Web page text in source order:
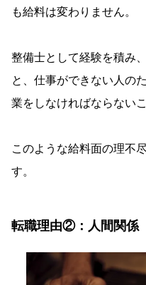
も給料は変わりません。
整備士として経験を積み
と、仕事ができない人の
業をしなければならない
このような給料面の理不
す。
転職理由②：人間関係